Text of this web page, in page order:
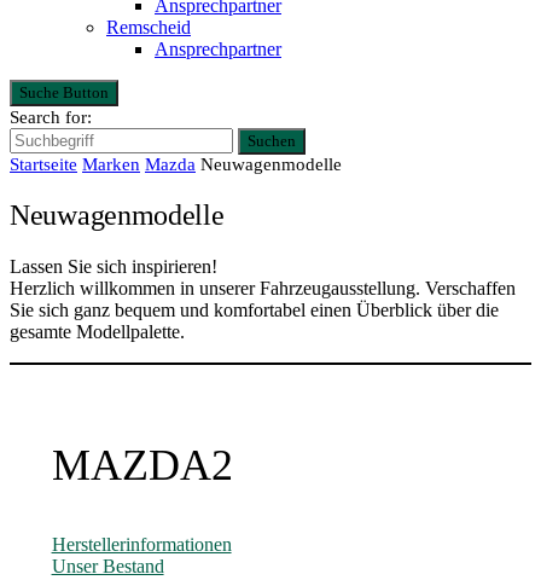
Ansprechpartner
Remscheid
Ansprechpartner
Suche Button
Search for:
Suchen
Startseite Marken Mazda Neuwagenmodelle
Neuwagenmodelle
Lassen Sie sich inspirieren!
Herzlich willkommen in unserer Fahrzeugausstellung. Verschaffen
Sie sich ganz bequem und komfortabel einen Überblick über die
gesamte Modellpalette.
MAZDA2
Herstellerinformationen
Unser Bestand